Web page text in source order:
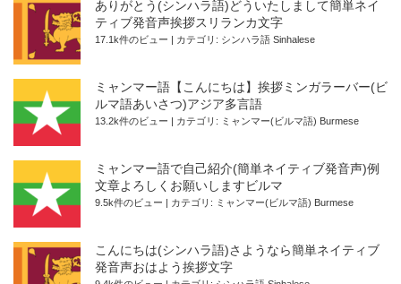
ありがとう(シンハラ語)どういたしまして簡単ネイ
ティブ発音声挨拶スリランカ文字
17.1k件のビュー カテゴリ: シンハラ語 Sinhalese
ミャンマー語【こんにちは】挨拶ミンガラーバー(ビ
ルマ語あいさつ)アジア多言語
13.2k件のビュー カテゴリ: ミャンマー(ビルマ語) Burmese
ミャンマー語で自己紹介(簡単ネイティブ発音声)例
文章よろしくお願いしますビルマ
9.5k件のビュー カテゴリ: ミャンマー(ビルマ語) Burmese
こんにちは(シンハラ語)さようなら簡単ネイティブ
発音声おはよう挨拶文字